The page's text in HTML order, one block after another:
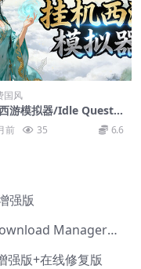
国风
游模拟器/Idle Quest S
前 35 6.6
强版
IDM下载器中文版 Internet Download Manager v6.42.36 IDM
强版+在线修复版